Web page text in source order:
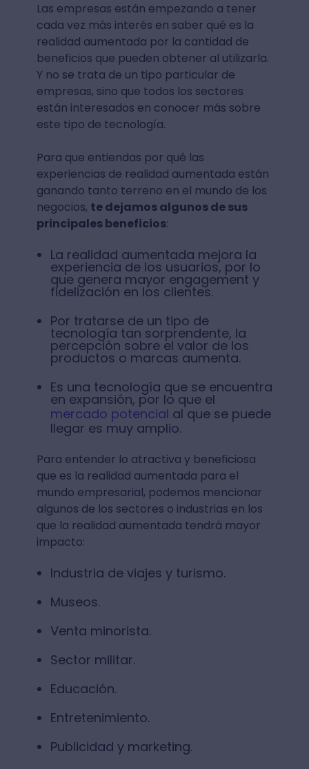
Las empresas están empezando a tener
cada vez más interés en saber qué es la
realidad aumentada por la cantidad de
beneficios que pueden obtener al utilizarla.
Y no se trata de un tipo particular de
empresas, sino que todos los sectores
están interesados en conocer más sobre
este tipo de tecnología.
Para que entiendas por qué las
experiencias de realidad aumentada están
ganando tanto terreno en el mundo de los
negocios, te dejamos algunos de sus
principales beneficios:
La realidad aumentada mejora la
experiencia de los usuarios, por lo
que genera mayor engagement y
fidelización en los clientes.
Por tratarse de un tipo de
tecnología tan sorprendente, la
percepción sobre el valor de los
productos o marcas aumenta.
Es una tecnología que se encuentra
en expansión, por lo que el
mercado potencial al que se puede
llegar es muy amplio.
Para entender lo atractiva y beneficiosa
que es la realidad aumentada para el
mundo empresarial, podemos mencionar
algunos de los sectores o industrias en los
que la realidad aumentada tendrá mayor
impacto:
Industria de viajes y turismo.
Museos.
Venta minorista.
Sector militar.
Educación.
Entretenimiento.
Publicidad y marketing.